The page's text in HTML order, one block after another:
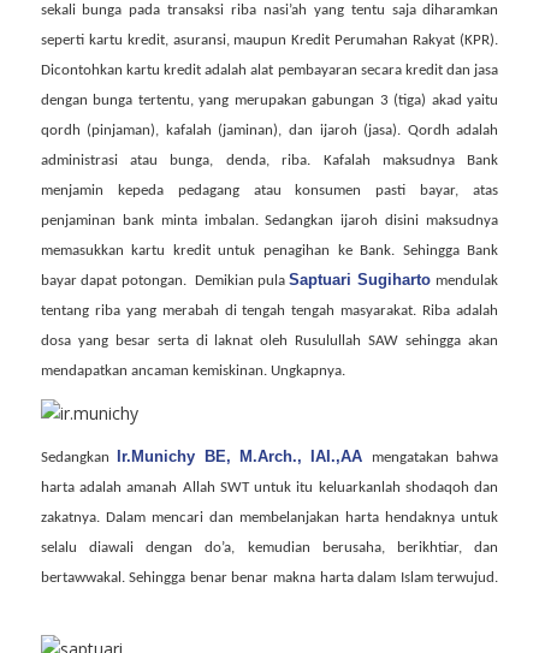
sekali bunga pada transaksi riba nasi’ah yang tentu saja diharamkan
seperti kartu kredit, asuransi, maupun Kredit Perumahan Rakyat (KPR).
Dicontohkan kartu kredit adalah alat pembayaran secara kredit dan jasa
dengan bunga tertentu, yang merupakan gabungan 3 (tiga) akad yaitu
qordh (pinjaman), kafalah (jaminan), dan ijaroh (jasa). Qordh adalah
administrasi atau bunga, denda, riba. Kafalah maksudnya Bank
menjamin kepeda pedagang atau konsumen pasti bayar, atas
penjaminan bank minta imbalan. Sedangkan ijaroh disini maksudnya
memasukkan kartu kredit untuk penagihan ke Bank. Sehingga Bank
bayar dapat potongan. Demikian pulaSaptuari Sugiharto mendulak
tentang riba yang merabah di tengah tengah masyarakat. Riba adalah
dosa yang besar serta di laknat oleh Rusulullah SAW sehingga akan
mendapatkan ancaman kemiskinan. Ungkapnya.
Sedangkan Ir.Munichy BE, M.Arch., IAI.,AA
mengatakan bahwa
harta adalah amanah Allah SWT untuk itu keluarkanlah shodaqoh dan
zakatnya. Dalam mencari dan membelanjakan harta hendaknya untuk
selalu diawali dengan do’a, kemudian berusaha, berikhtiar, dan
bertawwakal. Sehingga benar benar makna harta dalam Islam terwujud.